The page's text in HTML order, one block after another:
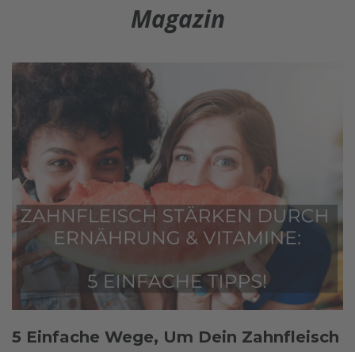
Magazin
5 Einfache Wege, Um Dein Zahnfleisch